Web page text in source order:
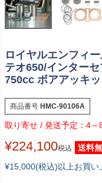
ロイヤルエンフィ
テオ650/インター
750cc ボアアッキ
商品番号 HMC-90106A
4～
¥224,100税込
送料
¥15,000(税込)以上お買い